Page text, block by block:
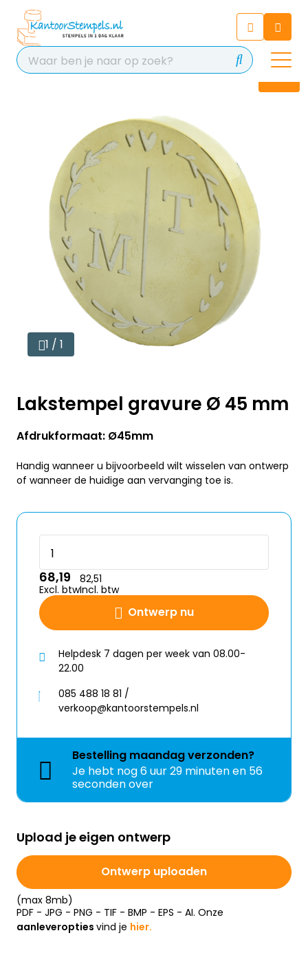
Chat 24/7 met onze chatbot
voor hulp
Contact
1 / 1
Lakstempel gravure Ø 45 mm
Afdrukformaat: Ø45mm
Handig wanneer u bijvoorbeeld wilt wisselen van ontwerp
of wanneer de huidige aan vervanging toe is.
Ontwerp nu
68,19
Excl. btw
82,51
Incl. btw
Helpdesk 7 dagen per week van 08.00-
22.00
085 488 18 81 /
verkoop@kantoorstempels.nl
Bestelling maandagverzonden?
Je hebt nog6 uur 29 minuten en 56
seconden over
Upload je eigen ontwerp
Ontwerp uploaden
(max 8mb)
PDF - JPG - PNG - TIF - BMP - EPS - AI. Onze
aanleveropties vind je hier.